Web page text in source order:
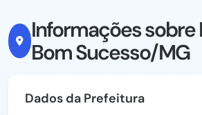
Informações sobre
Bom Sucesso/MG
Dados da Prefeitura